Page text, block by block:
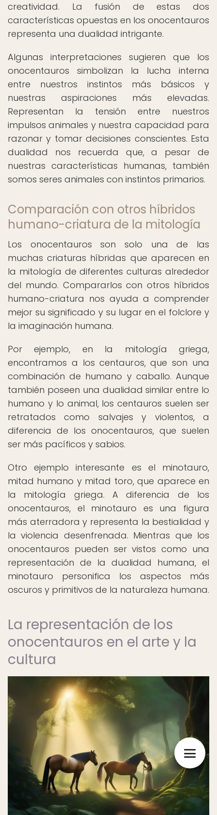
creatividad. La fusión de estas dos
características opuestas en los onocentauros
representa una dualidad intrigante.
Algunas interpretaciones sugieren que los
onocentauros simbolizan la lucha interna
entre nuestros instintos más básicos y
nuestras aspiraciones más elevadas.
Representan la tensión entre nuestros
impulsos animales y nuestra capacidad para
razonar y tomar decisiones conscientes. Esta
dualidad nos recuerda que, a pesar de
nuestras características humanas, también
somos seres animales con instintos primarios.
Comparación con otros híbridos
humano-criatura de la mitología
Los onocentauros son solo una de las
muchas criaturas híbridas que aparecen en
la mitología de diferentes culturas alrededor
del mundo. Compararlos con otros híbridos
humano-criatura nos ayuda a comprender
mejor su significado y su lugar en el folclore y
la imaginación humana.
Por ejemplo, en la mitología griega,
encontramos a los centauros, que son una
combinación de humano y caballo. Aunque
también poseen una dualidad similar entre lo
humano y lo animal, los centauros suelen ser
retratados como salvajes y violentos, a
diferencia de los onocentauros, que suelen
ser más pacíficos y sabios.
Otro ejemplo interesante es el minotauro,
mitad humano y mitad toro, que aparece en
la mitología griega. A diferencia de los
onocentauros, el minotauro es una figura
más aterradora y representa la bestialidad y
la violencia desenfrenada. Mientras que los
onocentauros pueden ser vistos como una
representación de la dualidad humana, el
minotauro personifica los aspectos más
oscuros y primitivos de la naturaleza humana.
La representación de los
onocentauros en el arte y la
cultura